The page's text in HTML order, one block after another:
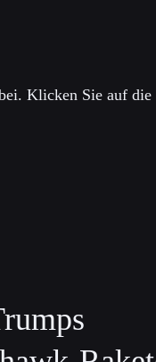
Klicken Sie auf die